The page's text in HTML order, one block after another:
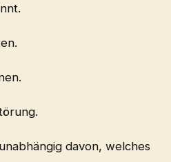
davon, welches